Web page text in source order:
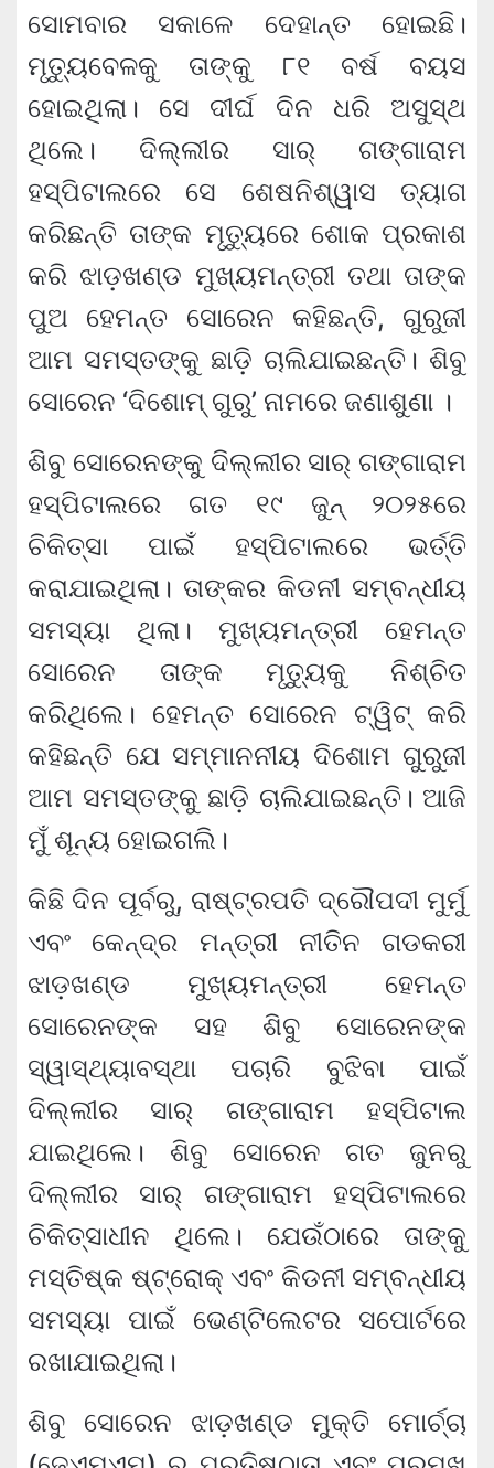
ସୋମବାର ସକାଳେ ଦେହାନ୍ତ ହୋଇଛି।
ମୃତ୍ୟୁବେଳକୁ ତାଙ୍କୁ ୮୧ ବର୍ଷ ବୟସ
ହୋଇଥିଲା। ସେ ଦୀର୍ଘ ଦିନ ଧରି ଅସୁସ୍ଥ
ଥିଲେ। ଦିଲ୍ଲୀର ସାର୍‌ ଗଙ୍ଗାରାମ
ହସ୍ପିଟାଲରେ ସେ ଶେଷନିଶ୍ୱାସ ତ୍ୟାଗ
କରିଛନ୍ତି ତାଙ୍କ ମୃତ୍ୟୁରେ ଶୋକ ପ୍ରକାଶ
କରି ଝାଡ଼ଖଣ୍ଡ ମୁଖ୍ୟମନ୍ତ୍ରୀ ତଥା ତାଙ୍କ
ପୁଅ ହେମନ୍ତ ସୋରେନ କହିଛନ୍ତି, ଗୁରୁଜୀ
ଆମ ସମସ୍ତଙ୍କୁ ଛାଡ଼ି ଚାଲିଯାଇଛନ୍ତି। ଶିବୁ
ସୋରେନ ‘ଦିଶୋମ୍ ଗୁରୁ’ ନାମରେ ଜଣାଶୁଣା ।
ଶିବୁ ସୋରେନଙ୍କୁ ଦିଲ୍ଲୀର ସାର୍ ଗଙ୍ଗାରାମ
ହସ୍ପିଟାଲରେ ଗତ ୧୯ ଜୁନ୍ ୨୦୨୫ରେ
ଚିକିତ୍ସା ପାଇଁ ହସ୍ପିଟାଲରେ ଭର୍ତ୍ତି
କରାଯାଇଥିଲା। ତାଙ୍କର କିଡନୀ ସମ୍ବନ୍ଧୀୟ
ସମସ୍ୟା ଥିଲା। ମୁଖ୍ୟମନ୍ତ୍ରୀ ହେମନ୍ତ
ସୋରେନ ତାଙ୍କ ମୃତ୍ୟୁକୁ ନିଶ୍ଚିତ
କରିଥିଲେ। ହେମନ୍ତ ସୋରେନ ଟ୍ୱିଟ୍ କରି
କହିଛନ୍ତି ଯେ ସମ୍ମାନନୀୟ ଦିଶୋମ ଗୁରୁଜୀ
ଆମ ସମସ୍ତଙ୍କୁ ଛାଡ଼ି ଚାଲିଯାଇଛନ୍ତି। ଆଜି
ମୁଁ ଶୂନ୍ୟ ହୋଇଗଲି।
କିଛି ଦିନ ପୂର୍ବରୁ, ରାଷ୍ଟ୍ରପତି ଦ୍ରୌପଦୀ ମୁର୍ମୁ
ଏବଂ କେନ୍ଦ୍ର ମନ୍ତ୍ରୀ ନୀତିନ ଗଡକରୀ
ଝାଡ଼ଖଣ୍ଡ ମୁଖ୍ୟମନ୍ତ୍ରୀ ହେମନ୍ତ
ସୋରେନଙ୍କ ସହ ଶିବୁ ସୋରେନଙ୍କ
ସ୍ୱାସ୍ଥ୍ୟାବସ୍ଥା ପଚାରି ବୁଝିବା ପାଇଁ
ଦିଲ୍ଲୀର ସାର୍ ଗଙ୍ଗାରାମ ହସ୍ପିଟାଲ
ଯାଇଥିଲେ। ଶିବୁ ସୋରେନ ଗତ ଜୁନରୁ
ଦିଲ୍ଲୀର ସାର୍ ଗଙ୍ଗାରାମ ହସ୍ପିଟାଲରେ
ଚିକିତ୍ସାଧୀନ ଥିଲେ। ଯେଉଁଠାରେ ତାଙ୍କୁ
ମସ୍ତିଷ୍କ ଷ୍ଟ୍ରୋକ୍ ଏବଂ କିଡନୀ ସମ୍ବନ୍ଧୀୟ
ସମସ୍ୟା ପାଇଁ ଭେଣ୍ଟିଲେଟର ସପୋର୍ଟରେ
ରଖାଯାଇଥିଲା।
ଶିବୁ ସୋରେନ ଝାଡ଼ଖଣ୍ଡ ମୁକ୍ତି ମୋର୍ଚ୍ଚା